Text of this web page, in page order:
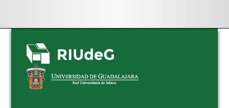
Skip
navigation